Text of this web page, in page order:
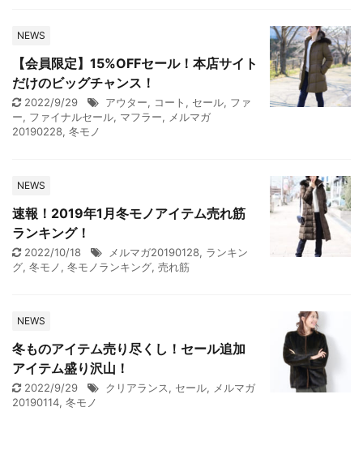
NEWS
【会員限定】15%OFFセール！本店サイト
だけのビッグチャンス！
2022/9/29 アウター, コート , セール, ファ
ー, ファイナルセール, マフラー, メルマガ
20190228, 冬モノ
NEWS
速報！2019年1月冬モノアイテム売れ筋
ランキング！
2022/10/18 メルマガ20190128, ランキン
グ, 冬モノ, 冬モノランキング, 売れ筋
NEWS
冬ものアイテム売り尽くし！セール追加
アイテム盛り沢山！
2022/9/29 クリアランス, セール, メルマガ
20190114, 冬モノ